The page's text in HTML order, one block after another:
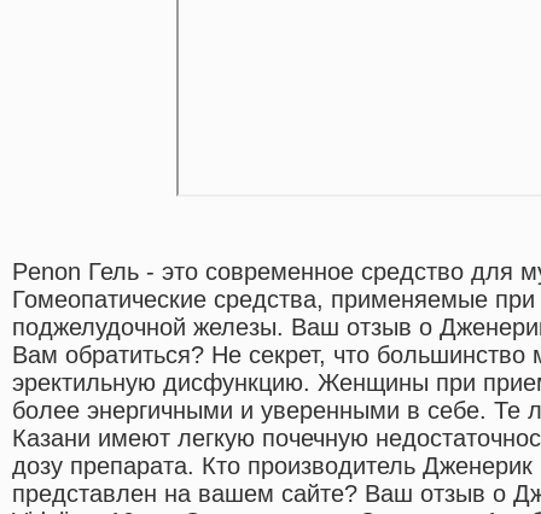
Penon Гель - это современное средство для
Гомеопатические средства, применяемые при
поджелудочной железы. Ваш отзыв о
Вам обратиться? Не секрет, что
эректильную дисфункцию. Женщины при
более энергичными и уверенными в себе. Те
Казани имеют легкую почечную
дозу препарата. Кто производитель
представлен на вашем сайте? Ваш отзыв о